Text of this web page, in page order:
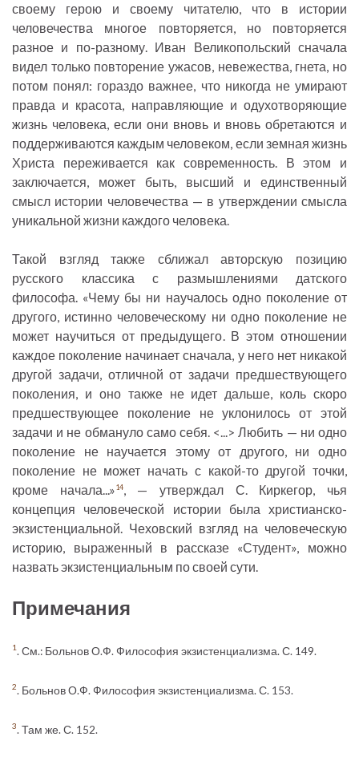
своему герою и своему читателю, что в истории
человечества многое повторяется, но повторяется
разное и по-разному. Иван Великопольский сначала
видел только повторение ужасов, невежества, гнета, но
потом понял: гораздо важнее, что никогда не умирают
правда и красота, направляющие и одухотворяющие
жизнь человека, если они вновь и вновь обретаются и
поддерживаются каждым человеком, если земная жизнь
Христа переживается как современность. В этом и
заключается, может быть, высший и единственный
смысл истории человечества — в утверждении смысла
уникальной жизни каждого человека.
Такой взгляд также сближал авторскую позицию
русского классика с размышлениями датского
философа. «Чему бы ни научалось одно поколение от
другого, истинно человеческому ни одно поколение не
может научиться от предыдущего. В этом отношении
каждое поколение начинает сначала, у него нет никакой
другой задачи, отличной от задачи предшествующего
поколения, и оно также не идет дальше, коль скоро
предшествующее поколение не уклонилось от этой
задачи и не обмануло само себя. <...> Любить — ни одно
поколение не научается этому от другого, ни одно
поколение не может начать с какой-то другой точки,
кроме начала...»14, — утверждал С. Киркегор, чья
концепция человеческой истории была христианско-
экзистенциальной. Чеховский взгляд на человеческую
историю, выраженный в рассказе «Студент», можно
назвать экзистенциальным по своей сути.
Примечания
1. См.: Больнов О.Ф. Философия экзистенциализма. С. 149.
2. Больнов О.Ф. Философия экзистенциализма. С. 153.
3. Там же. С. 152.